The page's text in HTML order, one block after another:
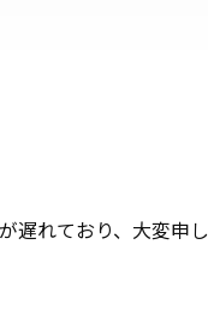
遅れており、大変申し